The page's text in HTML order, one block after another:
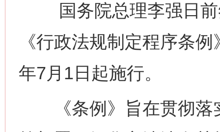
国务院总理李强日前
《行政法规制定程序条
年7月1日起施行。
《条例》旨在贯彻落